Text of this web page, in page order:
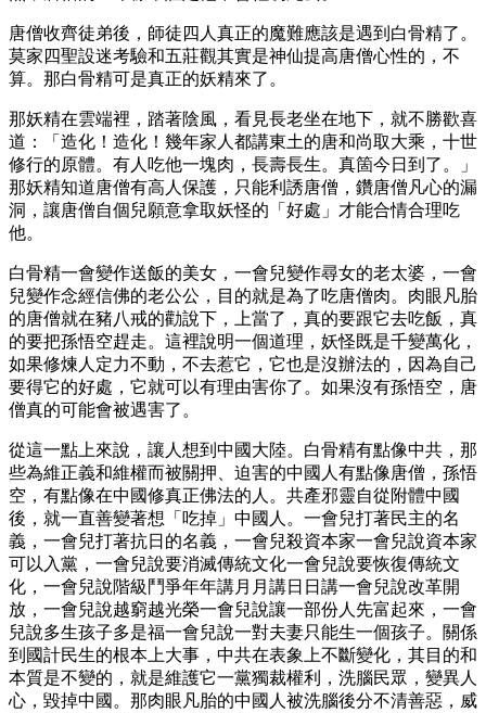
唐僧收齊徒弟後，師徒四人真正的魔難應該是遇到白骨精了。
莫家四聖設迷考驗和五莊觀其實是神仙提高唐僧心性的，不
算。那白骨精可是真正的妖精來了。
那妖精在雲端裡，踏著陰風，看見長老坐在地下，就不勝歡喜
道：「造化！造化！幾年家人都講東土的唐和尚取大乘，十世
修行的原體。有人吃他一塊肉，長壽長生。真箇今日到了。」
那妖精知道唐僧有高人保護，只能利誘唐僧，鑽唐僧凡心的漏
洞，讓唐僧自個兒願意拿取妖怪的「好處」才能合情合理吃
他。
白骨精一會變作送飯的美女，一會兒變作尋女的老太婆，一會
兒變作念經信佛的老公公，目的就是為了吃唐僧肉。肉眼凡胎
的唐僧就在豬八戒的勸說下，上當了，真的要跟它去吃飯，真
的要把孫悟空趕走。這裡說明一個道理，妖怪既是千變萬化，
如果修煉人定力不動，不去惹它，它也是沒辦法的，因為自己
要得它的好處，它就可以有理由害你了。如果沒有孫悟空，唐
僧真的可能會被遇害了。
從這一點上來說，讓人想到中國大陸。白骨精有點像中共，那
些為維正義和維權而被關押、迫害的中國人有點像唐僧，孫悟
空，有點像在中國修真正佛法的人。共產邪靈自從附體中國
後，就一直善變著想「吃掉」中國人。一會兒打著民主的名
義，一會兒打著抗日的名義，一會兒殺資本家一會兒說資本家
可以入黨，一會兒說要消滅傳統文化一會兒說要恢復傳統文
化，一會兒說階級鬥爭年年講月月講日日講一會兒說改革開
放，一會兒說越窮越光榮一會兒說讓一部份人先富起來，一會
兒說多生孩子多是福一會兒說一對夫妻只能生一個孩子。關係
到國計民生的根本上大事，中共在表象上不斷變化，其目的和
本質是不變的，就是維護它一黨獨裁權利，洗腦民眾，變異人
心，毀掉中國。那肉眼凡胎的中國人被洗腦後分不清善惡，威